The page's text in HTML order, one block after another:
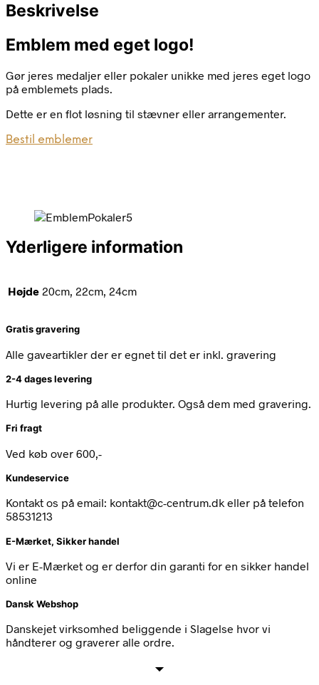
Beskrivelse
Emblem med eget logo!
Gør jeres medaljer eller pokaler unikke med jeres eget logo
på emblemets plads.
Dette er en flot løsning til stævner eller arrangementer.
Bestil emblemer
Yderligere information
Højde 20cm, 22cm, 24cm
Gratis gravering
Alle gaveartikler der er egnet til det er inkl. gravering
2-4 dages levering
Hurtig levering på alle produkter. Også dem med gravering.
Fri fragt
Ved køb over 600,-
Kundeservice
Kontakt os på email: kontakt@c-centrum.dk eller på telefon
58531213
E-Mærket, Sikker handel
Vi er E-Mærket og er derfor din garanti for en sikker handel
online
Dansk Webshop
Danskejet virksomhed beliggende i Slagelse hvor vi
håndterer og graverer alle ordre.